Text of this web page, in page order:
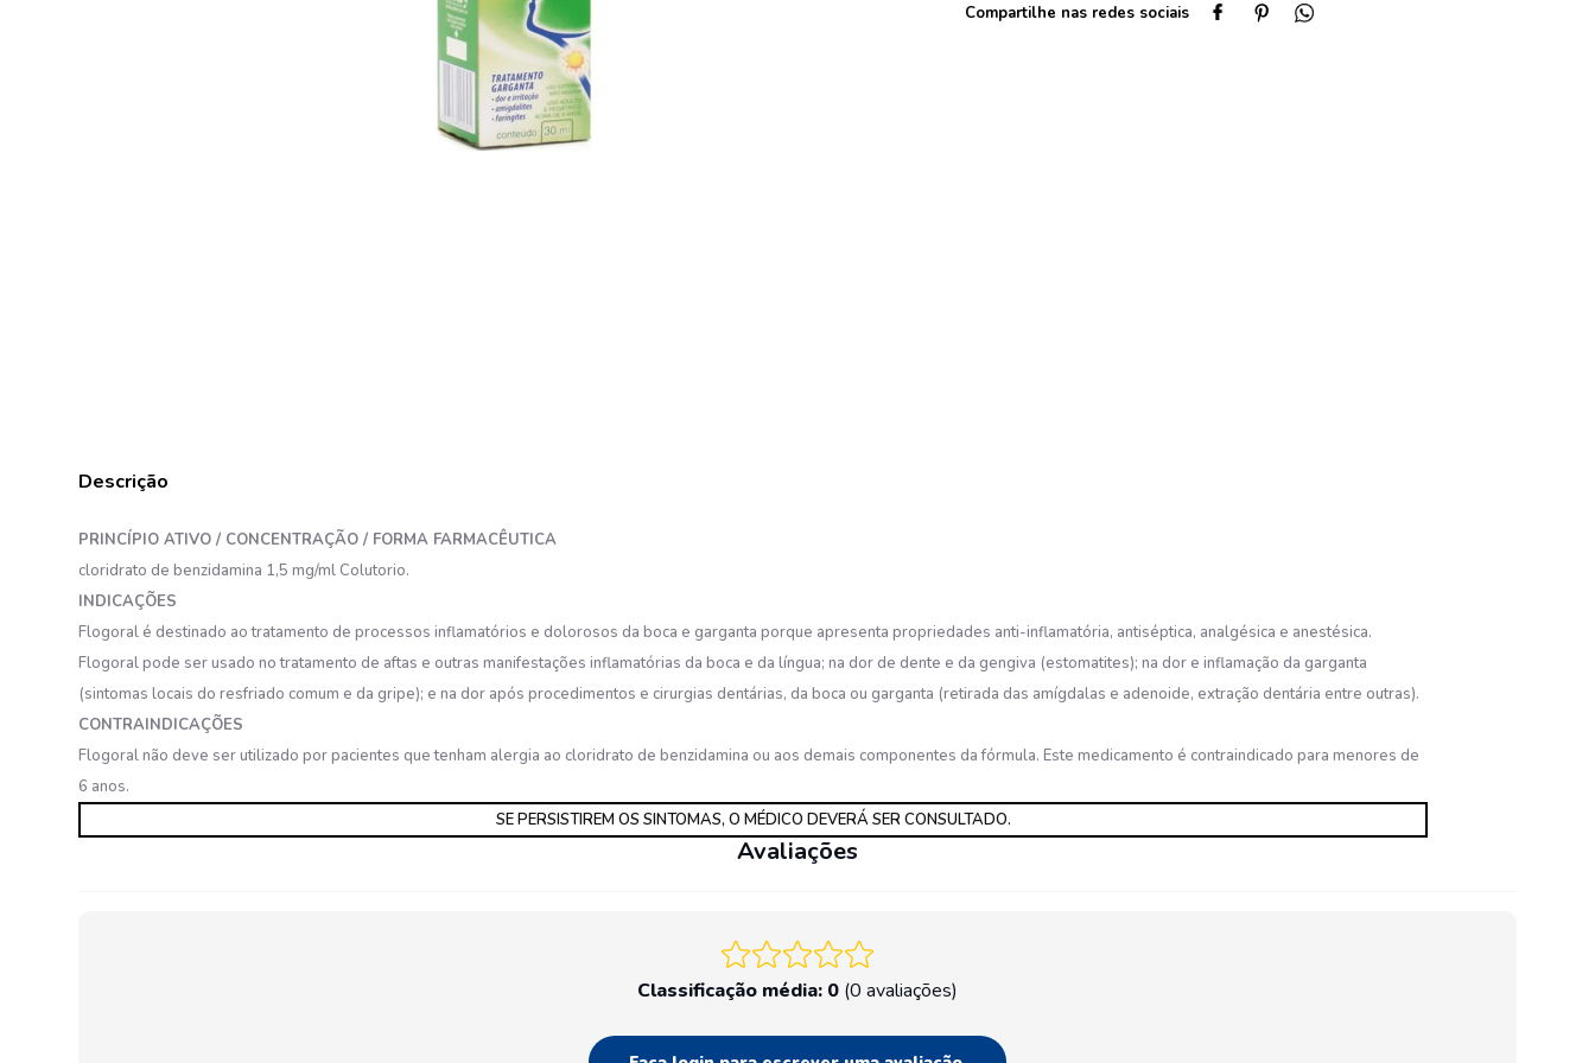
PRINCÍPIO ATIVO / CONCENTRAÇÃO / FORMA FARMACÊUTICA
cloridrato de benzidamina 1,5 mg/ml Colutorio.
INDICAÇÕES
Flogoral é destinado ao tratamento de processos inflamatórios e dolorosos da boca e garganta porque apresenta propriedades anti-inflamatória, antiséptica, analgésica e anestésica.
Flogoral pode ser usado no tratamento de aftas e outras manifestações inflamatórias da boca e da língua; na dor de dente e da gengiva (estomatites); na dor e inflamação da garganta
(sintomas locais do resfriado comum e da gripe); e na dor após procedimentos e cirurgias dentárias, da boca ou garganta (retirada das amígdalas e adenoide, extração dentária entre outras).
CONTRAINDICAÇÕES
Flogoral não deve ser utilizado por pacientes que tenham alergia ao cloridrato de benzidamina ou aos demais componentes da fórmula. Este medicamento é contraindicado para menores de
6 anos.
SE PERSISTIREM OS SINTOMAS, O MÉDICO DEVERÁ SER CONSULTADO.
Avaliações
Classificação média: 0 (0 avaliações)